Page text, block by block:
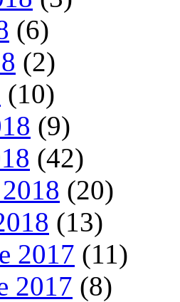
(6)
(2)
(10)
(9)
(42)
(20)
(13)
2017 (11)
2017 (8)